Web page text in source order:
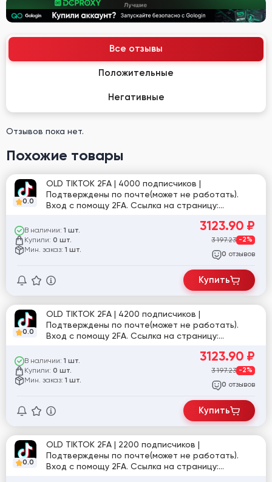
Все отзывы
Положительные
Негативные
Отзывов пока нет.
Похожие товары
0.0
OLD TIKTOK 2FA | 4000 подписчиков |
Подтверждены по почте(может не работать).
Вход с помощу 2FA. Ссылка на страницу:
В наличии: 1 шт.
Купили: 0 шт.
Мин. заказ: 1 шт.
3123.90 ₽
3 197.23 -2%
0 отзывов
Купить
0.0
OLD TIKTOK 2FA | 4200 подписчиков |
Подтверждены по почте(может не работать).
Вход с помощу 2FA. Ссылка на страницу:
В наличии: 1 шт.
Купили: 0 шт.
Мин. заказ: 1 шт.
3123.90 ₽
3 197.23 -2%
0 отзывов
Купить
0.0
OLD TIKTOK 2FA | 2200 подписчиков |
Подтверждены по почте(может не работать).
Вход с помощу 2FA. Ссылка на страницу: